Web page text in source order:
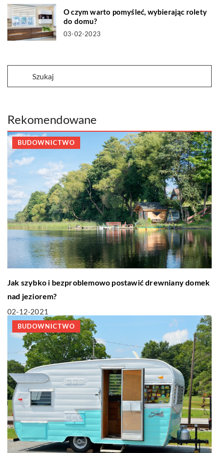
O czym warto pomyśleć, wybierając rolety
do domu?
03-02-2023
Rekomendowane
BUDOWNICTWO
Jak szybko i bezproblemowo postawić drewniany domek
nad jeziorem?
02-12-2021
BUDOWNICTWO